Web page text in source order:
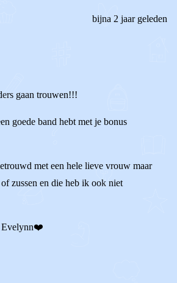
bijna 2 jaar geleden
gaan trouwen!!!
goede band hebt met je bonus
met een hele lieve vrouw maar
zussen en die heb ik ook niet
Evelynn❤️